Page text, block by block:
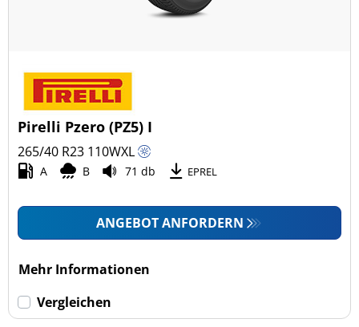
Pkw (1)
4x4/Offroad (0)
Transporter (0)
Wohnmobil (0)
Keine Run-flat (1)
Pirelli Pzero (PZ5) I
265/40 R23 110WXL
A B 71 db EPREL
ANGEBOT ANFORDERN
Mehr Informationen
Vergleichen